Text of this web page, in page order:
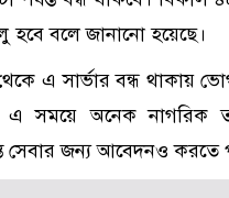
হবে বলে জানানো হয়েছে।
এ সার্ভার বন্ধ থাকায়
এ সময়ে অনেক নাগরিক
সেবার জন্য আবেদনও করতে